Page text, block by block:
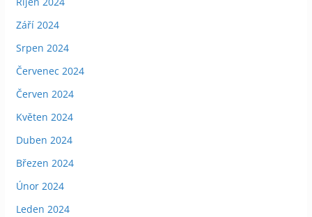
Září 2024
Srpen 2024
Červenec 2024
Červen 2024
Květen 2024
Duben 2024
Březen 2024
Únor 2024
Leden 2024